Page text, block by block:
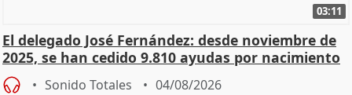
03:11
El delegado José Fernández: desde noviembre de
2025, se han cedido 9.810 ayudas por nacimiento
Sonido Totales 04/08/2026